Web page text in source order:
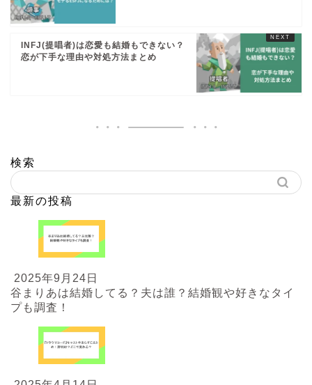
INFJ(提唱者)は恋愛も結婚もできない？
恋が下手な理由や対処方法まとめ
検索
最新の投稿
2025年9月24日
谷まりあは結婚してる？夫は誰？結婚観や好きなタイ
プも調査！